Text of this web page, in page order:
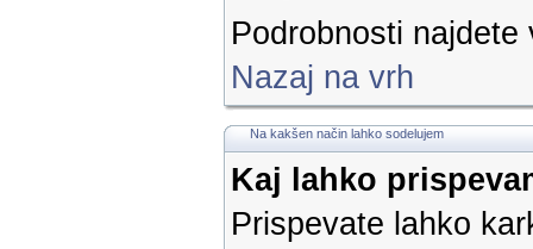
Podrobnosti
Nazaj na vrh
Na kakšen način lahko sodelujem
Kaj lahko
Prispevate lahko